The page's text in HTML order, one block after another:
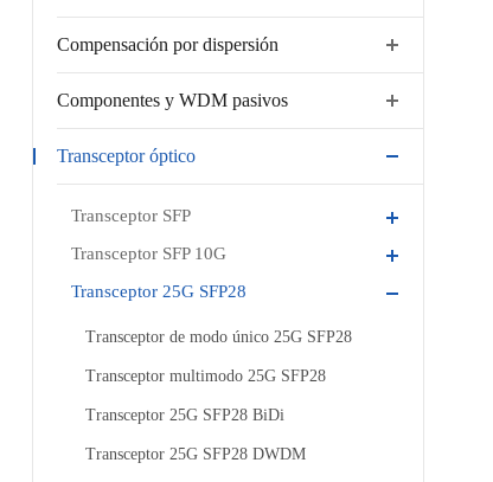
Compensación por dispersión
Componentes y WDM pasivos
Transceptor óptico
Transceptor SFP
Transceptor SFP 10G
Transceptor 25G SFP28
Transceptor de modo único 25G SFP28
Transceptor multimodo 25G SFP28
Transceptor 25G SFP28 BiDi
Transceptor 25G SFP28 DWDM